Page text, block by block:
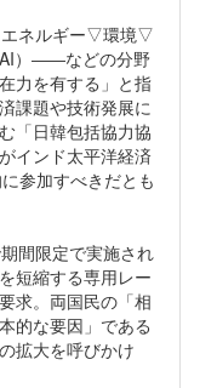
エネルギー▽環境▽
）――などの分野
力を有する」と指
課題や技術発展に
「日韓包括協力協
インド太平洋経済
参加すべきだとも
間限定で実施され
短縮する専用レー
求。両国民の「相
的な要因」である
拡大を呼びかけ